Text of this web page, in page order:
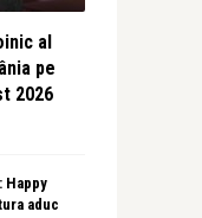
al
pe
2026
Happy
aduc